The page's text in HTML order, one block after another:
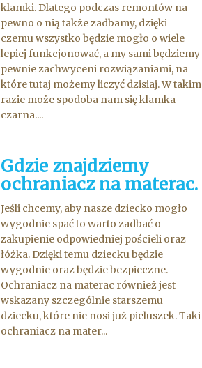
klamki. Dlatego podczas remontów na
pewno o nią także zadbamy, dzięki
czemu wszystko będzie mogło o wiele
lepiej funkcjonować, a my sami będziemy
pewnie zachwyceni rozwiązaniami, na
które tutaj możemy liczyć dzisiaj. W takim
razie może spodoba nam się klamka
czarna....
Gdzie znajdziemy
ochraniacz na materac.
Jeśli chcemy, aby nasze dziecko mogło
wygodnie spać to warto zadbać o
zakupienie odpowiedniej pościeli oraz
łóżka. Dzięki temu dziecku będzie
wygodnie oraz będzie bezpieczne.
Ochraniacz na materac również jest
wskazany szczególnie starszemu
dziecku, które nie nosi już pieluszek. Taki
ochraniacz na mater...